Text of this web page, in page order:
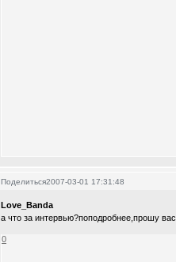
Поделиться2007-03-01 17:31:48
Love_Banda
а что за интервью?поподробнее,прошу
0